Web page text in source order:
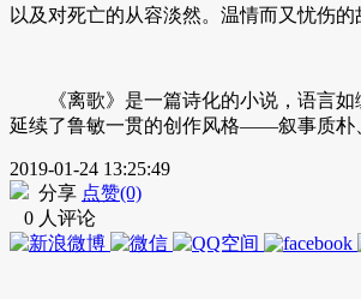
以及对死亡的从容淡然。温情而又忧伤
《离歌》是一篇诗化的小说，语言如
延续了鲁敏一贯的创作风格——叙事质朴
2019-01-24 13:25:49
分享 点赞(0)
0 人评论